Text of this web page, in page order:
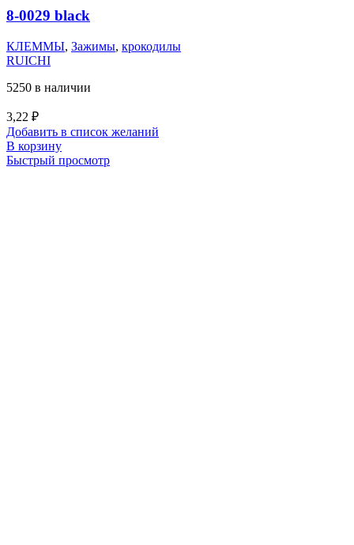
8-0029 black
КЛЕММЫ, Зажимы, крокодилы
RUICHI
5250 в наличии
3,22 ₽
Добавить в список желаний
В корзину
Быстрый просмотр